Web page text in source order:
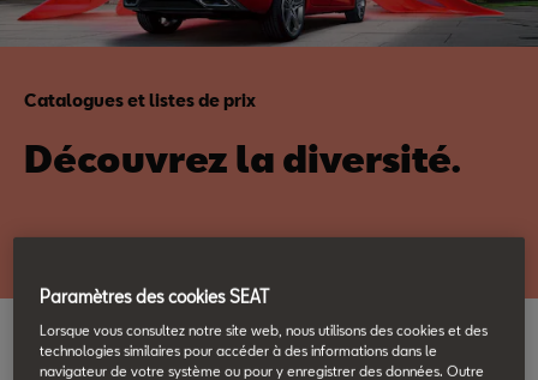
Catalogues et listes de prix
Découvrez la diversité.
Catalogues
Paramètres des cookies SEAT
Lorsque vous consultez notre site web, nous utilisons des cookies et des
technologies similaires pour accéder à des informations dans le
navigateur de votre système ou pour y enregistrer des données. Outre